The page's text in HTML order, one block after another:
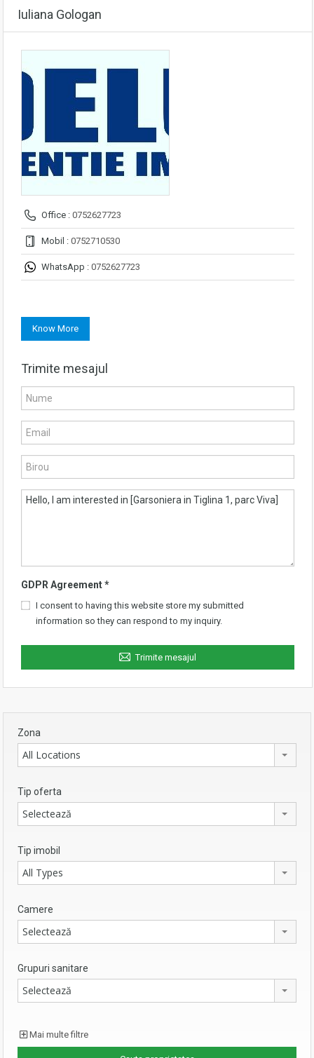
Iuliana Gologan
Office : 0752627723
Mobil : 0752710530
WhatsApp : 0752627723
Know More
Trimite mesajul
GDPR Agreement*
I consent to having this website store my submitted
information so they can respond to my inquiry.
Trimite mesajul
Zona
All Locations
Tip oferta
Selectează
Tip imobil
All Types
Camere
Selectează
Grupuri sanitare
Selectează
Mai multe filtre